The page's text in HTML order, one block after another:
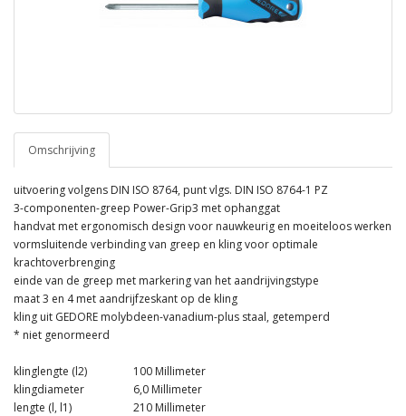
Omschrijving
uitvoering volgens DIN ISO 8764, punt vlgs. DIN ISO 8764-1 PZ
3-componenten-greep Power-Grip3 met ophanggat
handvat met ergonomisch design voor nauwkeurig en moeiteloos werken
vormsluitende verbinding van greep en kling voor optimale
krachtoverbrenging
einde van de greep met markering van het aandrijvingstype
maat 3 en 4 met aandrijfzeskant op de kling
kling uit GEDORE molybdeen-vanadium-plus staal, getemperd
* niet genormeerd
klinglengte (l2)
100 Millimeter
klingdiameter
6,0 Millimeter
lengte (l, l1)
210 Millimeter